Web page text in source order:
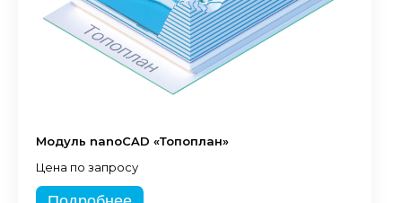
Модуль nanoCAD «Топоплан»
Цена по запросу